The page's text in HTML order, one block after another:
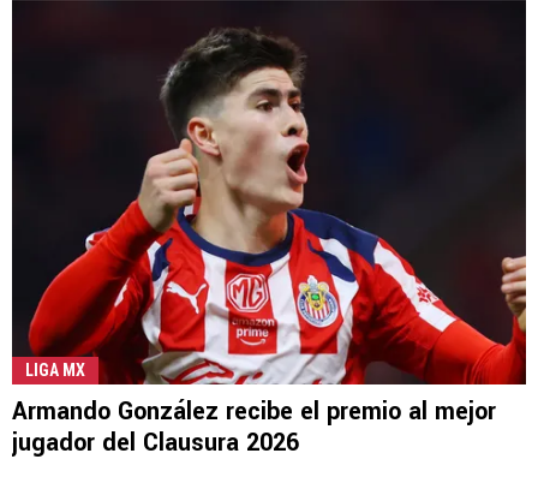
LIGA MX
Armando González recibe el premio al mejor
jugador del Clausura 2026